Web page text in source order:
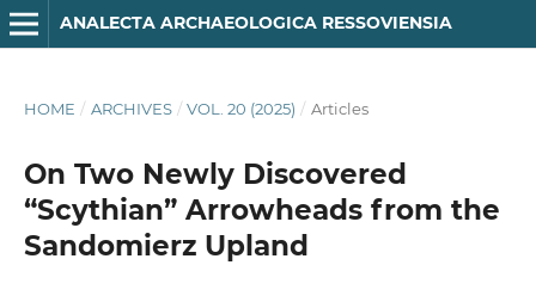
ANA­LECTA ARCHA­EOLO­GICA RES­SO­VIENSIA
HOME / ARCHIVES / VOL. 20 (2025) / Articles
On Two Newly Discovered
“Scythian” Arrowheads from the
Sandomierz Upland